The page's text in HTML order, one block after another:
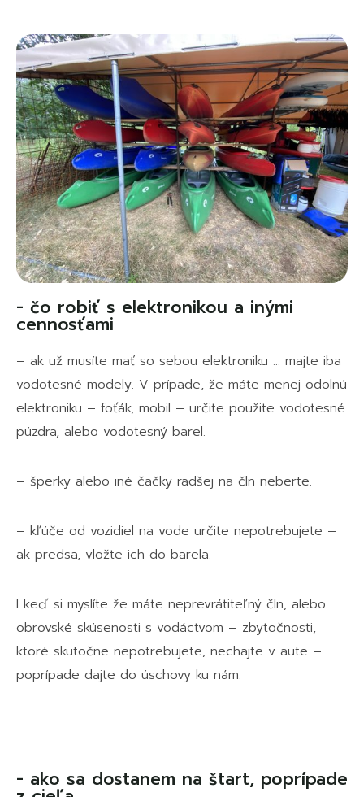
- čo robiť s elektronikou a inými
cennosťami
– ak už musíte mať so sebou elektroniku … majte iba
vodotesné modely. V prípade, že máte menej odolnú
elektroniku – foťák, mobil – určite použite vodotesné
púzdra, alebo vodotesný barel.
– šperky alebo iné čačky radšej na čln neberte.
– kľúče od vozidiel na vode určite nepotrebujete –
ak predsa, vložte ich do barela.
I keď si myslíte že máte neprevrátiteľný čln, alebo
obrovské skúsenosti s vodáctvom – zbytočnosti,
ktoré skutočne nepotrebujete, nechajte v aute –
poprípade dajte do úschovy ku nám.
- ako sa dostanem na štart, poprípade